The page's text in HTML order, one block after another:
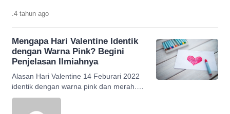
4 tahun ago
Mengapa Hari Valentine Identik
dengan Warna Pink? Begini
Penjelasan Ilmiahnya
Alasan Hari Valentine 14 Feburari 2022
identik dengan warna pink dan merah.
Simak penjelasan ilmiahnya.